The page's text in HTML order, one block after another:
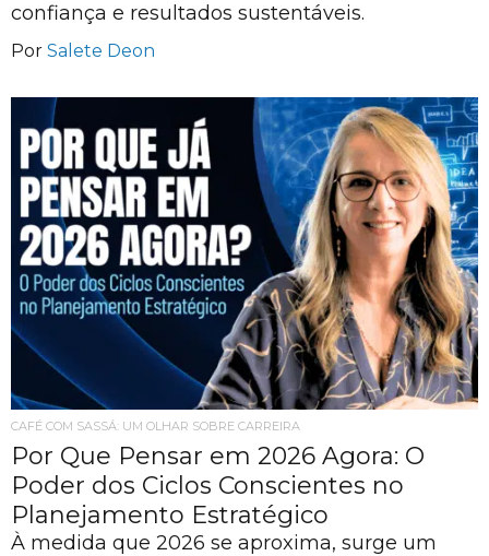
confiança e resultados sustentáveis.
Por Salete Deon
CAFÉ COM SASSÁ: UM OLHAR SOBRE CARREIRA
Por Que Pensar em 2026 Agora: O
Poder dos Ciclos Conscientes no
Planejamento Estratégico
À medida que 2026 se aproxima, surge um